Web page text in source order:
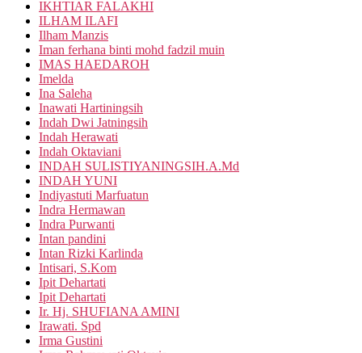
IKHTIAR FALAKHI
ILHAM ILAFI
Ilham Manzis
Iman ferhana binti mohd fadzil muin
IMAS HAEDAROH
Imelda
Ina Saleha
Inawati Hartiningsih
Indah Dwi Jatningsih
Indah Herawati
Indah Oktaviani
INDAH SULISTIYANINGSIH.A.Md
INDAH YUNI
Indiyastuti Marfuatun
Indra Hermawan
Indra Purwanti
Intan pandini
Intan Rizki Karlinda
Intisari, S.Kom
Ipit Dehartati
Ipit Dehartati
Ir. Hj. SHUFIANA AMINI
Irawati. Spd
Irma Gustini